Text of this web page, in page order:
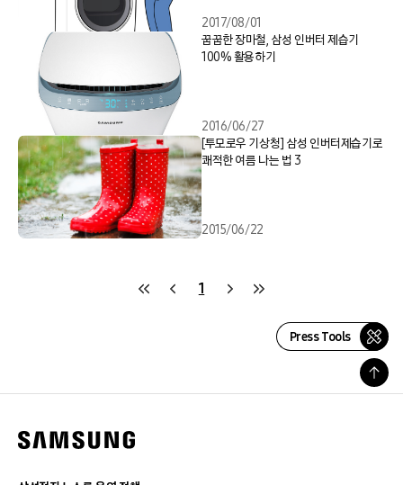
2017/08/01
꿉꿉한 장마철, 삼성 인버터 제습기
100% 활용하기
2016/06/27
[투모로우 기상청] 삼성 인버터제습기로
쾌적한 여름 나는 법 3
2015/06/22
1
Press Tools